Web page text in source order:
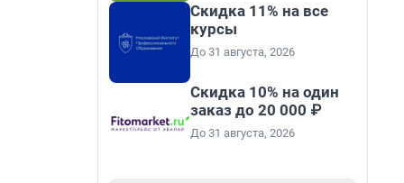
Скидка 11% на все
курсы
До 31 августа, 2026
Скидка 10% на один
заказ до 20 000 ₽
До 31 августа, 2026